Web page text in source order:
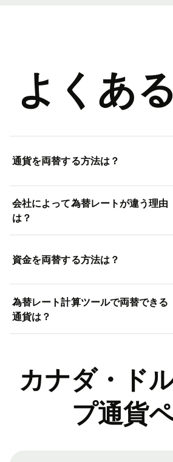
よくあ
通貨を両替する方法は？
会社によって為替レートが違う理由
は？
資金を両替する方法は？
為替レート計算ツールで両替できる
通貨は？
カナダ・ド
プ通貨